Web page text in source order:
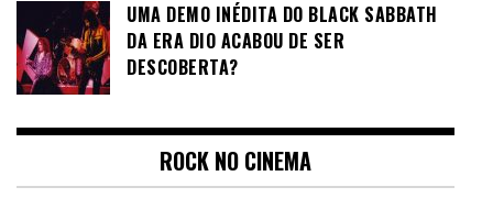
UMA DEMO INÉDITA DO BLACK SABBATH
DA ERA DIO ACABOU DE SER
DESCOBERTA?
ROCK NO CINEMA